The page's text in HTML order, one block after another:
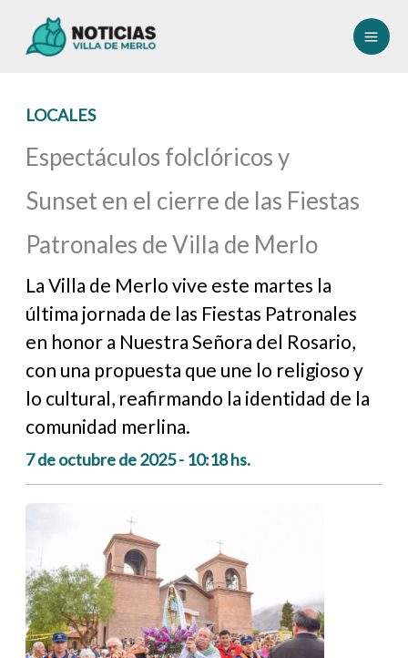
LOCALES
Espectáculos folclóricos y
Sunset en el cierre de las Fiestas
Patronales de Villa de Merlo
La Villa de Merlo vive este martes la
última jornada de las Fiestas Patronales
en honor a Nuestra Señora del Rosario,
con una propuesta que une lo religioso y
lo cultural, reafirmando la identidad de la
comunidad merlina.
7 de octubre de 2025 - 10:18 hs.